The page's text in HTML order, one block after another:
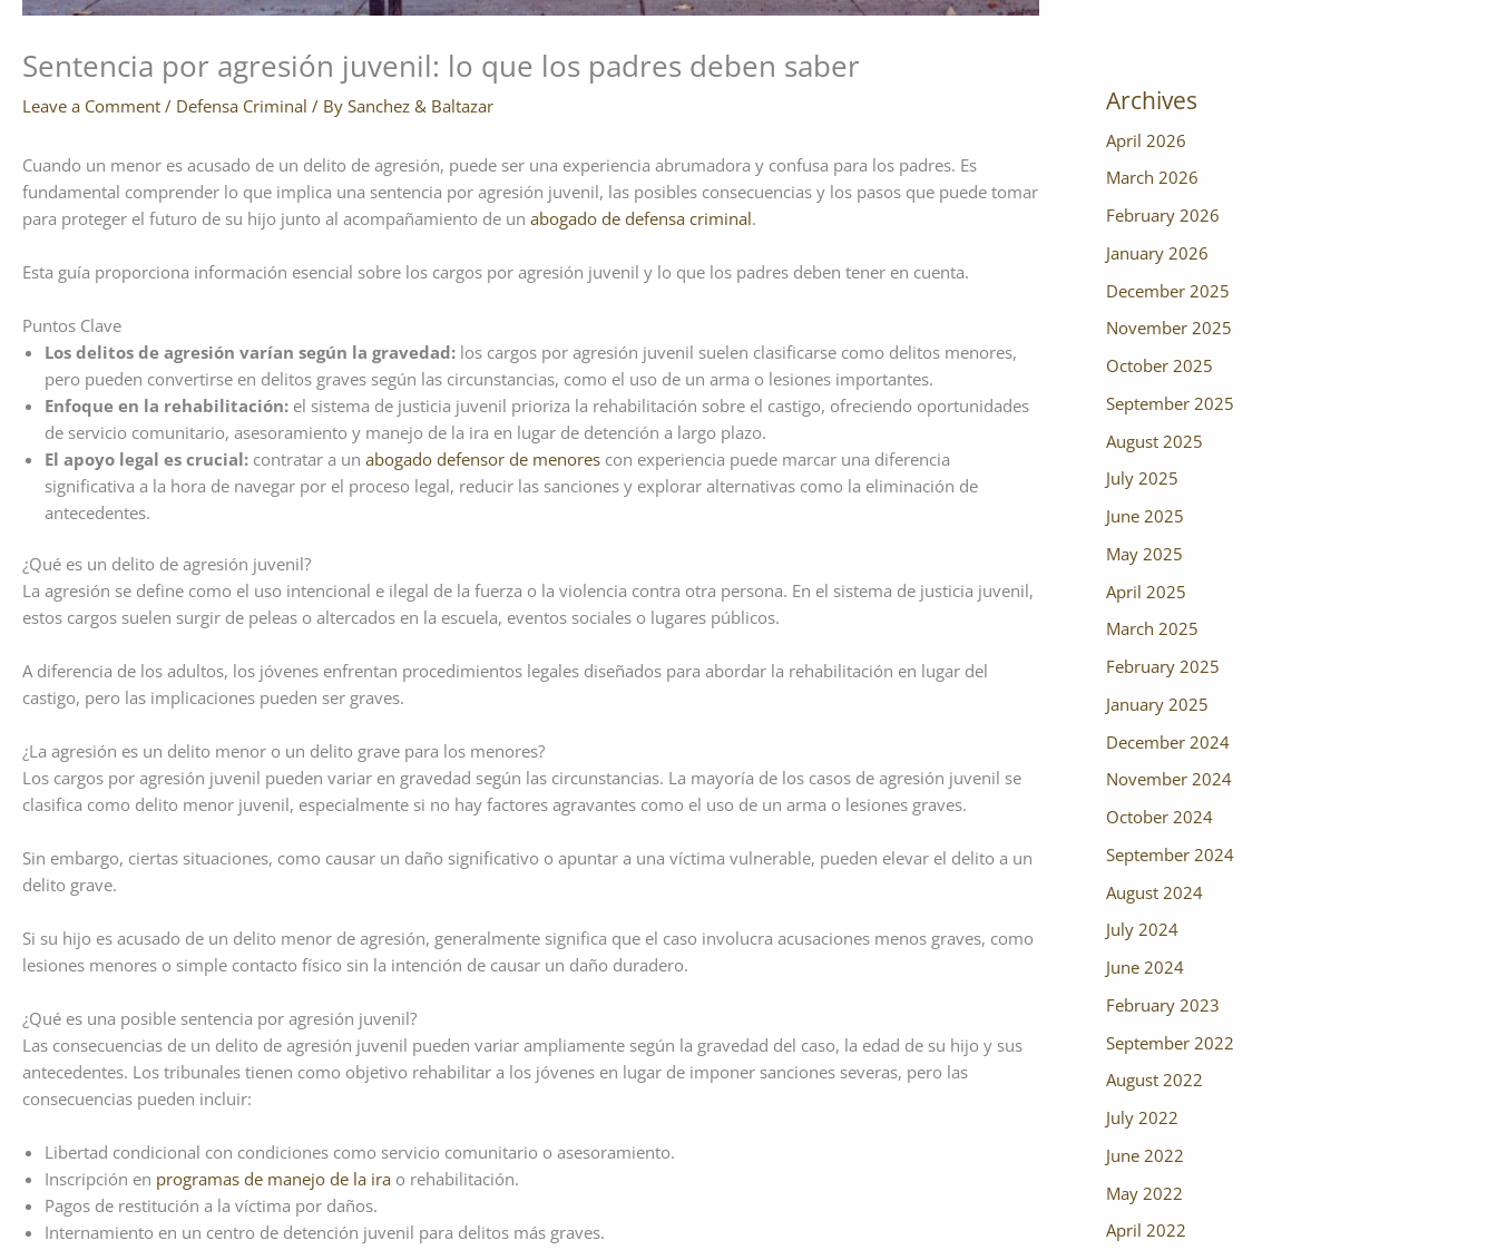
Sentencia por agresión juvenil: lo que los padres deben saber
Leave a Comment / Defensa Criminal / By Sanchez & Baltazar
Cuando un menor es acusado de un delito de agresión, puede ser una experiencia abrumadora y confusa para los padres. Es
fundamental comprender lo que implica una sentencia por agresión juvenil, las posibles consecuencias y los pasos que puede tomar
para proteger el futuro de su hijo junto al acompañamiento de un abogado de defensa criminal.
Esta guía proporciona información esencial sobre los cargos por agresión juvenil y lo que los padres deben tener en cuenta.
Puntos Clave
Los delitos de agresión varían según la gravedad: los cargos por agresión juvenil suelen clasificarse como delitos menores,
pero pueden convertirse en delitos graves según las circunstancias, como el uso de un arma o lesiones importantes.
Enfoque en la rehabilitación: el sistema de justicia juvenil prioriza la rehabilitación sobre el castigo, ofreciendo oportunidades
de servicio comunitario, asesoramiento y manejo de la ira en lugar de detención a largo plazo.
El apoyo legal es crucial: contratar a un abogado defensor de menores con experiencia puede marcar una diferencia
significativa a la hora de navegar por el proceso legal, reducir las sanciones y explorar alternativas como la eliminación de
antecedentes.
¿Qué es un delito de agresión juvenil?
La agresión se define como el uso intencional e ilegal de la fuerza o la violencia contra otra persona. En el sistema de justicia juvenil,
estos cargos suelen surgir de peleas o altercados en la escuela, eventos sociales o lugares públicos.
A diferencia de los adultos, los jóvenes enfrentan procedimientos legales diseñados para abordar la rehabilitación en lugar del
castigo, pero las implicaciones pueden ser graves.
¿La agresión es un delito menor o un delito grave para los menores?
Los cargos por agresión juvenil pueden variar en gravedad según las circunstancias. La mayoría de los casos de agresión juvenil se
clasifica como delito menor juvenil, especialmente si no hay factores agravantes como el uso de un arma o lesiones graves.
Sin embargo, ciertas situaciones, como causar un daño significativo o apuntar a una víctima vulnerable, pueden elevar el delito a un
delito grave.
Si su hijo es acusado de un delito menor de agresión, generalmente significa que el caso involucra acusaciones menos graves, como
lesiones menores o simple contacto físico sin la intención de causar un daño duradero.
¿Qué es una posible sentencia por agresión juvenil?
Las consecuencias de un delito de agresión juvenil pueden variar ampliamente según la gravedad del caso, la edad de su hijo y sus
antecedentes. Los tribunales tienen como objetivo rehabilitar a los jóvenes en lugar de imponer sanciones severas, pero las
consecuencias pueden incluir:
Libertad condicional con condiciones como servicio comunitario o asesoramiento.
Inscripción en programas de manejo de la ira o rehabilitación.
Pagos de restitución a la víctima por daños.
Internamiento en un centro de detención juvenil para delitos más graves.
Archives
April 2026
March 2026
February 2026
January 2026
December 2025
November 2025
October 2025
September 2025
August 2025
July 2025
June 2025
May 2025
April 2025
March 2025
February 2025
January 2025
December 2024
November 2024
October 2024
September 2024
August 2024
July 2024
June 2024
February 2023
September 2022
August 2022
July 2022
June 2022
May 2022
April 2022